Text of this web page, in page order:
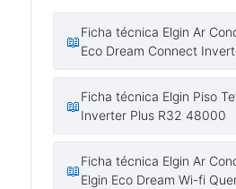
📖
Ficha técnica Elgin Ar
Eco Dream Connect
📖
Ficha técnica Elgin Piso
Inverter Plus R32 48000
📖
Ficha técnica Elgin Ar
Elgin Eco Dream Wi-fi